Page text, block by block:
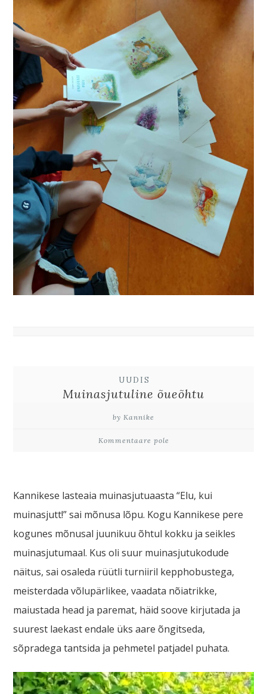
UUDIS
Muinasjutuline õueõhtu
by Kannike
Kommentaare pole
Kannikese lasteaia muinasjutuaasta “Elu, kui
muinasjutt!” sai mõnusa lõpu. Kogu Kannikese pere
kogunes mõnusal juunikuu õhtul kokku ja seikles
muinasjutumaal. Kus oli suur muinasjutukodude
näitus, sai osaleda rüütli turniiril kepphobustega,
meisterdada võlupärlikee, vaadata nõiatrikke,
maiustada head ja paremat, häid soove kirjutada ja
suurest laekast endale üks aare õngitseda,
sõpradega tantsida ja pehmetel patjadel puhata.